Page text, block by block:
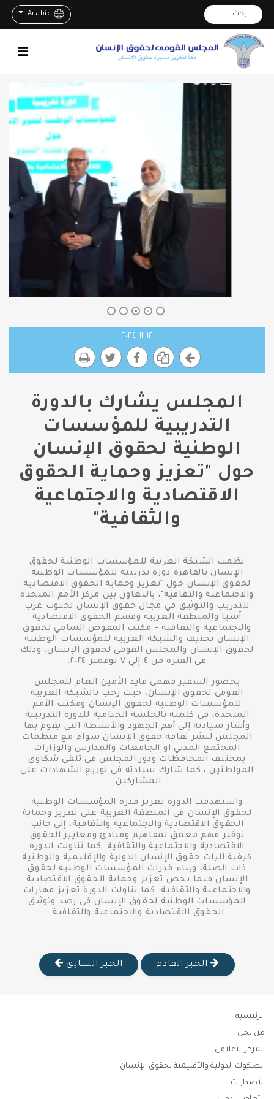
بحث . . . Arabic
١٢-١١-٢٠٢٤
المجلس يشارك بالدورة
التدريبية للمؤسسات
الوطنية لحقوق الإنسان
حول "تعزيز وحماية الحقوق
الاقتصادية والاجتماعية
والثقافية"
نظمت الشبكة العربية للمؤسسات الوطنية لحقوق
الإنسان بالقاهرة دورة تدريبية للمؤسسات الوطنية
لحقوق الإنسان حول "تعزيز وحماية الحقوق الاقتصادية
والاجتماعية والثقافية"، بالتعاون بين مركز الأمم المتحدة
للتدريب والتوثيق في مجال حقوق الإنسان لجنوب غرب
آسيا والمنطقة العربية وقسم الحقوق الاقتصادية
والاجتماعية والثقافية - مكتب المفوض السامي لحقوق
الإنسان بجنيف والشبكة العربية للمؤسسات الوطنية
لحقوق الإنسان والمجلس القومى لحقوق الإنسان، وذلك
فى الفترة من ٤ إلي ٧ نوفمبر ٢٠٢٤.
بحضور السفير فهمى فايد الأمين العام للمجلس
القومى لحقوق الإنسان، حيث رحب بالشبكه العربية
للمؤسسات الوطنية لحقوق الإنسان ومكتب الأمم
المتحدة، فى كلمته بالجلسة الختامية للدورة التدريبية
وأشار سيادته إلى أهم الجهود والأنشطة التى يقوم بها
المجلس لنشر ثقافه حقوق الإنسان سواء مع منظمات
المجتمع المدني او الجامعات والمدارس والوزارات
بمختلف المحافظات ودور المجلس فى تلقى شكاوى
المواطنين ، كما شارك سيادته فى توزيع الشهادات على
المشاركين.
واستهدفت الدورة تعزيز قدرة المؤسسات الوطنية
لحقوق الإنسان في المنطقة العربية على تعزيز وحماية
الحقوق الاقتصادية والاجتماعية والثقافية، إلى جانب
توفير فهم معمق لمفاهيم ومبادئ ومعايير الحقوق
الاقتصادية والاجتماعية والثقافية. كما تناولت الدورة
كيفية آليات حقوق الإنسان الدولية والإقليمية والوطنية
ذات الصلة، وبناء قدرات المؤسسات الوطنية لحقوق
الإنسان فيما يخص تعزيز وحماية الحقوق الاقتصادية
والاجتماعية والثقافية. كما تناولت الدورة تعزيز مهارات
المؤسسات الوطنية لحقوق الإنسان في رصد وتوثيق
الحقوق الاقتصادية والاجتماعية والثقافية.
الخبر القادم الخبر السابق
الرئيسية
من نحن
المركز الاعلامي
الصكوك الدولية والأقليمية لحقوق الإنسان
الأصدارات